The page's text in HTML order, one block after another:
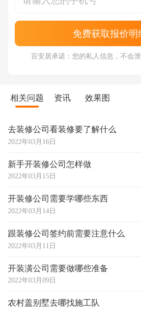
免费获取报价明
百安居承诺：您的私人信息，不会
相关问题 资讯 效果图
去装修公司看装修要了解什么
2022年03月16日
新手开装修公司怎样做
2022年03月15日
开装修公司需要学哪些东西
2022年03月14日
跟装修公司签约前需要注意什么
2022年03月11日
开装潢公司需要做哪些准备
2022年03月09日
农村盖别墅去哪找施工队